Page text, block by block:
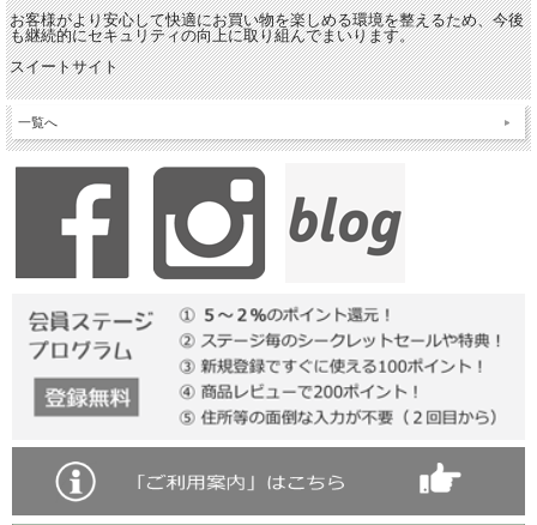
お客様がより安心して快適にお買い物を楽しめる環境を整えるため、今後
も継続的にセキュリティの向上に取り組んでまいります。
スイートサイト
一覧へ